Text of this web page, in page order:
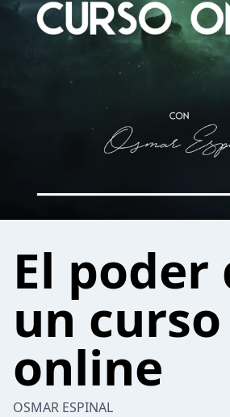
El poder
un curso
online
OSMAR ESPINAL